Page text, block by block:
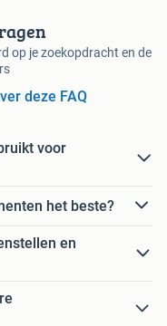
op je zoekopdracht en de
deze FAQ
voor
het beste?
en